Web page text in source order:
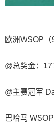
欧洲WSOP（
@总奖金：
@主赛冠军
巴哈马